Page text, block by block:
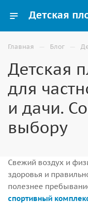
Главная — Блог —
Детская
для
и дачи.
выбору
Свежий воздух и
здоровья и
полезнее
спортивный